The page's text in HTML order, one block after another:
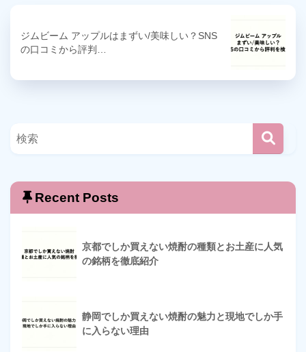
ジムビーム アップルはまずい/美味しい？SNS
の口コミから評判…
Recent Posts
京都でしか買えない焼酎の種類とお土産に人気
の銘柄を徹底紹介
静岡でしか買えない焼酎の魅力と現地でしか手
に入らない理由